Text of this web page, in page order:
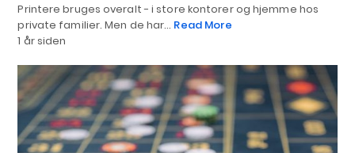
Printere bruges overalt - i store kontorer og hjemme hos
private familier. Men de har… Read More
1 år siden